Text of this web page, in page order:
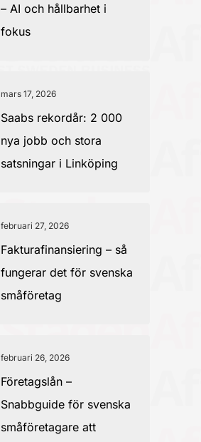
– AI och hållbarhet i
fokus
mars 17, 2026
Saabs rekordår: 2 000
nya jobb och stora
satsningar i Linköping
februari 27, 2026
Fakturafinansiering – så
fungerar det för svenska
småföretag
februari 26, 2026
Företagslån –
Snabbguide för svenska
småföretagare att